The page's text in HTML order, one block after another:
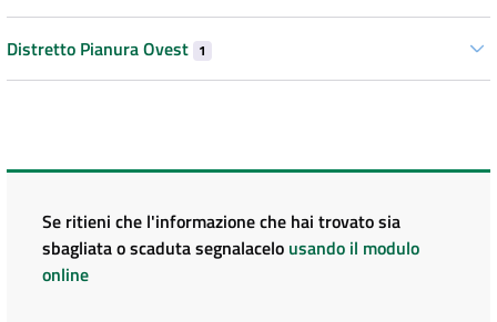
Distretto Pianura Ovest 1
Se ritieni che l'informazione che hai trovato sia
sbagliata o scaduta segnalacelo usando il modulo
online